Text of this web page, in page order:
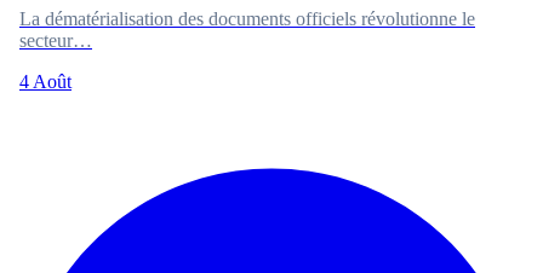
La dématérialisation des documents officiels révolutionne le
secteur…
4 Août